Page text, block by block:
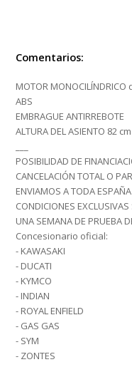
Comentarios:
MOTOR MONOCILÍNDRICO
ABS
EMBRAGUE ANTIRREBOTE
ALTURA DEL ASIENTO 82 cm
POSIBILIDAD DE
CANCELACIÓN TOTAL O
ENVIAMOS A TODA ESPAÑA
CONDICIONES
UNA SEMANA DE
Concesionario oficial:
- KAWASAKI
- DUCATI
- KYMCO
- INDIAN
- ROYAL ENFIELD
- GAS GAS
- SYM
- ZONTES